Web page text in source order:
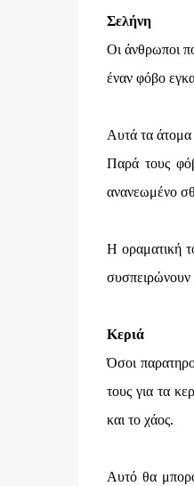
Σελήνη
Οι άνθρωποι
έναν φόβο
Αυτά τα άτομα
Παρά τους
ανανεωμένο
Η οραματική
συσπειρώνουν
Κεριά
Όσοι
τους για τα
και το χάος.
Αυτό θα